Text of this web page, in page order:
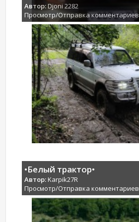
Автор:Djoni 2282
Просмотр/Отправка комментариев
•Белый трактор•
Автор:Karpik27R
Просмотр/Отправка комментариев